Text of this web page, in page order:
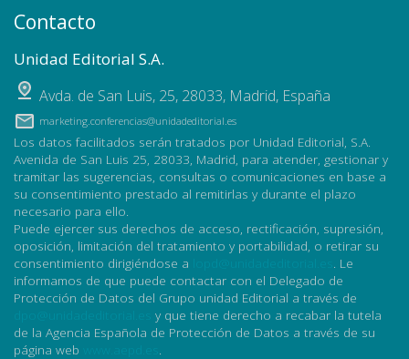
Contacto
Unidad Editorial S.A.
Avda. de San Luis, 25, 28033, Madrid, España
marketing.conferencias@unidadeditorial.es
Los datos facilitados serán tratados por Unidad Editorial, S.A.
Avenida de San Luis 25, 28033, Madrid, para atender, gestionar y
tramitar las sugerencias, consultas o comunicaciones en base a
su consentimiento prestado al remitirlas y durante el plazo
necesario para ello.
Puede ejercer sus derechos de acceso, rectificación, supresión,
oposición, limitación del tratamiento y portabilidad, o retirar su
consentimiento dirigiéndose a
. Le
informamos de que puede contactar con el Delegado de
Protección de Datos del Grupo unidad Editorial a través de
y que tiene derecho a recabar la tutela
de la Agencia Española de Protección de Datos a través de su
página web
.